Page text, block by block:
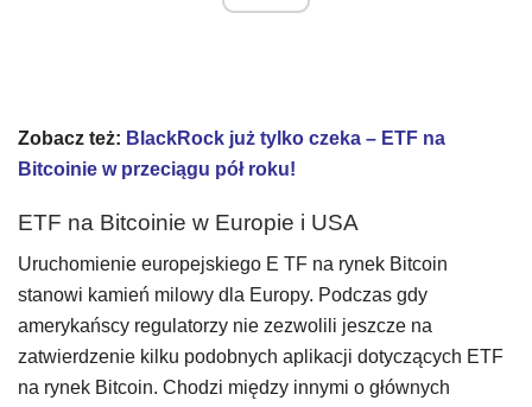
Zobacz też: BlackRock już tylko czeka – ETF na
Bitcoinie w przeciągu pół roku!
ETF na Bitcoinie w Europie i USA
Uruchomienie europejskiego E TF na rynek Bitcoin
stanowi kamień milowy dla Europy. Podczas gdy
amerykańscy regulatorzy nie zezwolili jeszcze na
zatwierdzenie kilku podobnych aplikacji dotyczących ETF
na rynek Bitcoin. Chodzi między innymi o głównych